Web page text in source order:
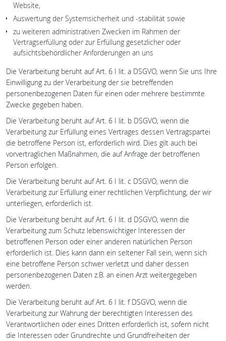
Website,
Auswertung der Systemsicherheit und -stabilität sowie
zu weiteren administrativen Zwecken im Rahmen der
Vertragserfüllung oder zur Erfüllung gesetzlicher oder
aufsichtsbehördlicher Anforderungen an uns
Die Verarbeitung beruht auf Art. 6 I lit. a DSGVO, wenn Sie uns Ihre
Einwilligung zu der Verarbeitung der sie betreffenden
personenbezogenen Daten für einen oder mehrere bestimmte
Zwecke gegeben haben.
Die Verarbeitung beruht auf Art. 6 I lit. b DSGVO, wenn die
Verarbeitung zur Erfüllung eines Vertrages dessen Vertragspartei
die betroffene Person ist, erforderlich wird. Dies gilt auch bei
vorvertraglichen Maßnahmen, die auf Anfrage der betroffenen
Person erfolgen.
Die Verarbeitung beruht auf Art. 6 I lit. c DSGVO, wenn die
Verarbeitung zur Erfüllung einer rechtlichen Verpflichtung, der wir
unterliegen, erforderlich ist.
Die Verarbeitung beruht auf Art. 6 I lit. d DSGVO, wenn die
Verarbeitung zum Schutz lebenswichtiger Interessen der
betroffenen Person oder einer anderen natürlichen Person
erforderlich ist. Dies kann dann ein seltener Fall sein, wenn sich
eine betroffene Person schwer verletzt und daher dessen
personenbezogenen Daten z.B. an einen Arzt weitergegeben
werden.
Die Verarbeitung beruht auf Art. 6 I lit. f DSGVO, wenn die
Verarbeitung zur Wahrung der berechtigten Interessen des
Verantwortlichen oder eines Dritten erforderlich ist, sofern nicht
die Interessen oder Grundrechte und Grundfreiheiten der